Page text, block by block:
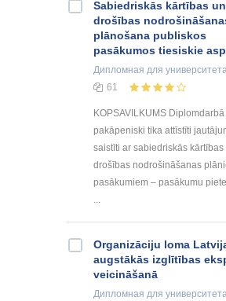
Sabiedriskās kārtības un
drošības
plānošana publiskos
pasākumos tiesiskie
Дипломная для
61
KOPSAVILKUMS Diplomdarbā
pakāpeniski tika attīstīti
saistīti ar sabiedriskās kārtības
drošības nodrošināšanas
pasākumiem – pasākumu
...
Organizāciju loma
augstākās izglītības
veicināšanā
Дипломная для